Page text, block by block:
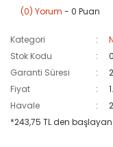
(0) Yorum - 0 Puan
Kategori
Stok Kodu
Garanti Süresi
Fiyat
Havale
*243,75 TL den